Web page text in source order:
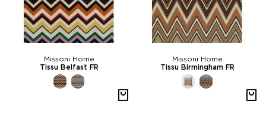
Missoni Home
Tissu Belfast FR
Missoni Home
Tissu Birmingham FR